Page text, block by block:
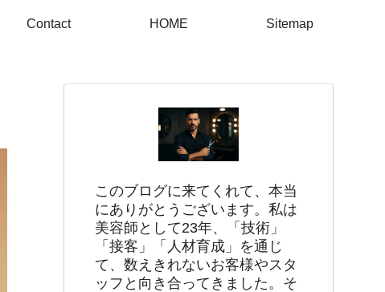
Contact HOME Sitemap
このブログに来てくれて、本当
にありがとうございます。私は
美容師として23年、「技術」
「接客」「人材育成」を通じ
て、数えきれないお客様やスタ
ッフと向き合ってきました。そ